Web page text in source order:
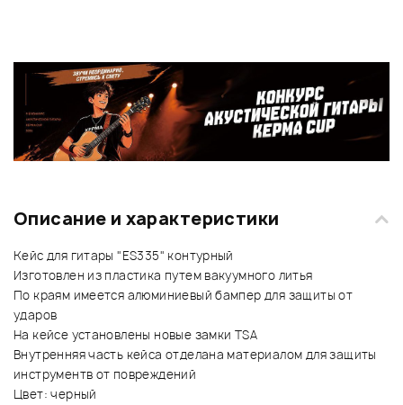
Описание и характеристики
Кейс для гитары "ES335" контурный
Изготовлен из пластика путем вакуумного литья
По краям имеется алюминиевый бампер для защиты от
ударов
На кейсе установлены новые замки TSA
Внутренняя часть кейса отделана материалом для защиты
инструментв от повреждений
Цвет: черный